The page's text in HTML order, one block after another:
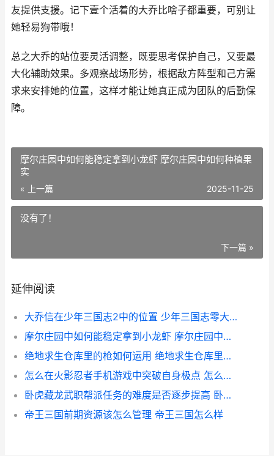
友提供支援。记下壹个活着的大乔比啥子都重要，可别让
她轻易狗带哦！
总之大乔的站位要灵活调整，既要思考保护自己，又要最
大化辅助效果。多观察战场形势，根据敌方阵型和己方需
求来安排她的位置，这样才能让她真正成为团队的后勤保
障。
摩尔庄园中如何能稳定拿到小龙虾 摩尔庄园中如何种植果
实
« 上一篇 2025-11-25
没有了！
下一篇 »
延伸阅读
大乔信在少年三国志2中的位置 少年三国志零大乔值得培养嘛
摩尔庄园中如何能稳定拿到小龙虾 摩尔庄园中如何种植果实
绝地求生仓库里的枪如何运用 绝地求生仓库里什么东西都没
怎么在火影忍者手机游戏中突破自身极点 怎么在火影忍者里面获得活跃度
卧虎藏龙武职帮派任务的难度是否逐步提高 卧虎藏龙武职怎么刷
帝王三国前期资源该怎么管理 帝王三国怎么样